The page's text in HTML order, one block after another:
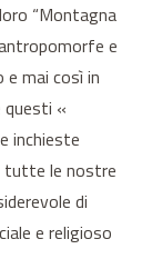
“Montagna
e
e mai così in
questi «
inchieste
le nostre
di
e religioso